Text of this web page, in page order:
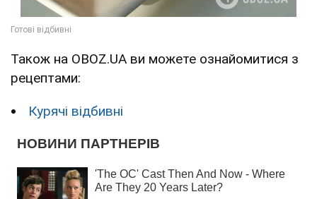
Також на OBOZ.UA ви можете ознайомитися з
рецептами:
Курячі відбивні